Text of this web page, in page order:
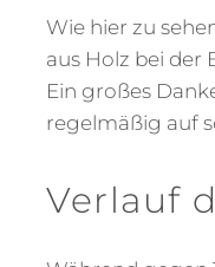
Wie hier zu
aus Holz bei der
Ein großes
regelmäßig auf
Verlauf